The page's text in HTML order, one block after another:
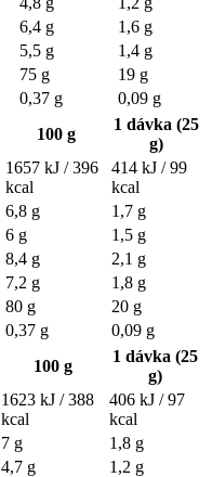
6,4 g
1,6 g
5,5 g
1,4 g
75 g
19 g
0,37 g
0,09 g
100 g
1 dávka (25
g)
1657 kJ / 396
kcal
414 kJ / 99
kcal
6,8 g
1,7 g
6 g
1,5 g
8,4 g
2,1 g
7,2 g
1,8 g
80 g
20 g
0,37 g
0,09 g
100 g
1 dávka (25
g)
1623 kJ / 388
kcal
406 kJ / 97
kcal
7 g
1,8 g
4,7 g
1,2 g